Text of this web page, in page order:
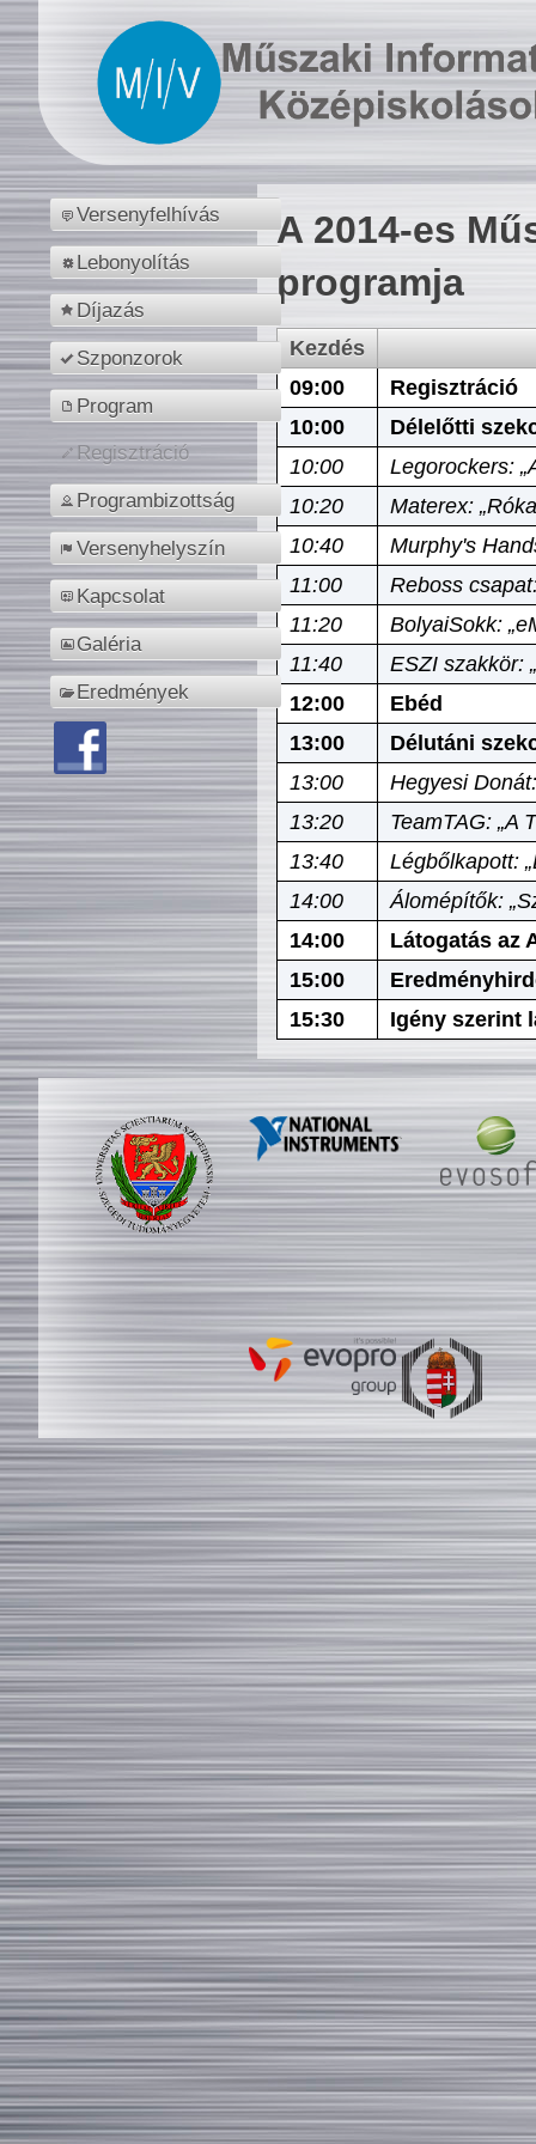
Versenyfelhívás
Lebonyolítás
Díjazás
Szponzorok
Program
Regisztráció
Programbizottság
Versenyhelyszín
Kapcsolat
Galéria
Eredmények
A 2014-es
programja
Kezdés
09:00
Regisztráció
10:00
Délelőtti
10:00
Legorockers:
10:20
Materex:
10:40
Murphy's
11:00
Reboss
11:20
BolyaiSokk:
11:40
ESZI szakkör:
12:00
Ebéd
13:00
Délutáni
13:00
Hegyesi
13:20
TeamTAG: „A
13:40
Légbőlkapott:
14:00
Álomépítők:
14:00
Látogatás az
15:00
15:30
Igény szerint